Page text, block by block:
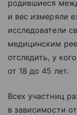
родившиеся
и вес измеряли
исследователи
медицинским
отследить, у
от 18 до 45 лет.
Всех участниц
в зависимости